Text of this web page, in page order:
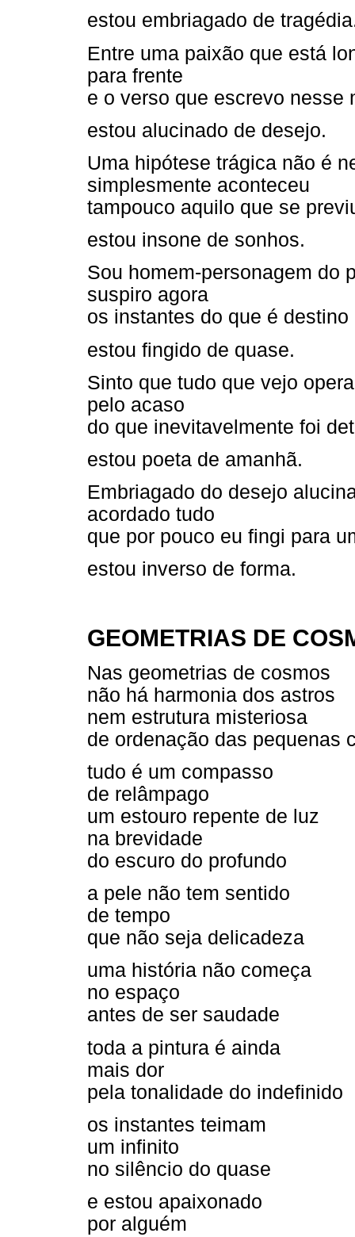
estou embriagado de
Entre uma paixão que está
para frente
e o verso que escrevo nesse
estou alucinado de desejo.
Uma hipótese trágica não é
simplesmente aconteceu
tampouco aquilo que se
estou insone de sonhos.
Sou homem-personagem do
suspiro agora
os instantes do que é
estou fingido de quase.
Sinto que tudo que vejo
pelo acaso
do que inevitavelmente foi
estou poeta de amanhã.
Embriagado do desejo
acordado tudo
que por pouco eu fingi para
estou inverso de forma.
GEOMETRIAS DE
Nas geometrias de cosmos
não há harmonia dos astros
nem estrutura misteriosa
de ordenação das pequenas
tudo é um compasso
de relâmpago
um estouro repente de luz
na brevidade
do escuro do profundo
a pele não tem sentido
de tempo
que não seja delicadeza
uma história não começa
no espaço
antes de ser saudade
toda a pintura é ainda
mais dor
pela tonalidade do indefinido
os instantes teimam
um infinito
no silêncio do quase
e estou apaixonado
por alguém